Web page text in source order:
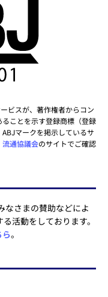
ビスが、著作権者からコン
ことを示す登録商標（登録
マークを掲示しているサ
流通協議会のサイトでご確認
なさまの賛助などによ
活動をしております。
。